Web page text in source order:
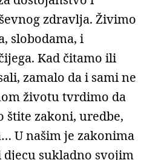
zdravlja. Živimo
slobodama, i
Kad čitamo ili
zamalo da i sami ne
životu tvrdimo da
štite zakoni, uredbe,
U našim je zakonima
djecu sukladno svojim